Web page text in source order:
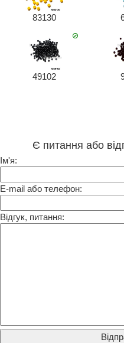
83130
49102
Є питання або
Ім'я:
E-mail або телефон:
Відгук, питання: